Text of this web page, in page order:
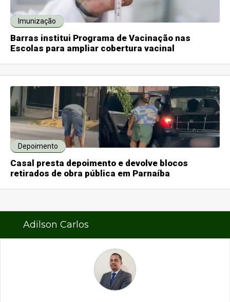
Imunização
Barras institui Programa de Vacinação nas
Escolas para ampliar cobertura vacinal
Depoimento
Casal presta depoimento e devolve blocos
retirados de obra pública em Parnaíba
Adilson Carlos